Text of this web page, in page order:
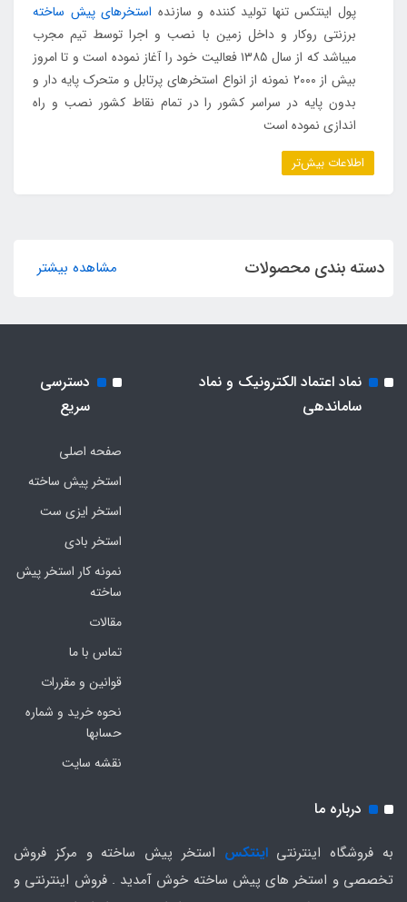
پول اینتکس تنها تولید کننده و سازنده استخرهای پیش ساخته
برزنتی روکار و داخل زمین با نصب و اجرا توسط تیم مجرب
میباشد که از سال ۱۳۸۵ فعالیت خود را آغاز نموده است و تا امروز
بیش از ۲۰۰۰ نمونه از انواع استخرهای پرتابل و متحرک پایه دار و
بدون پایه در سراسر کشور را در تمام نقاط کشور نصب و راه
اندازی نموده است
اطلاعات بیش‌تر
دسته بندی محصولات مشاهده بیشتر
نماد اعتماد الکترونیک و نماد
ساماندهی
دسترسی
سریع
صفحه اصلی
استخر پیش ساخته
استخر ایزی ست
استخر بادی
نمونه کار استخر پیش
ساخته
مقالات
تماس با ما
قوانین و مقررات
نحوه خرید و شماره
حسابها
نقشه سایت
درباره ما
به فروشگاه اینترنتیاینتکس استخر پیش ساخته و مرکز فروش
تخصصی و استخر های پیش ساخته خوش آمدید . فروش اینترنتی و